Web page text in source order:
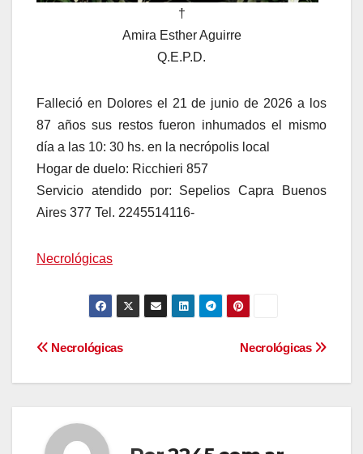
†
Amira Esther Aguirre
Q.E.P.D.
Falleció en Dolores el 21 de junio de 2026 a los
87 años sus restos fueron inhumados el mismo
día a las 10: 30 hs. en la necrópolis local
Hogar de duelo: Ricchieri 857
Servicio atendido por: Sepelios Capra Buenos
Aires 377 Tel. 2245514116-
Necrológicas
Navegación
de
entradas
Necrológicas
Necrológicas